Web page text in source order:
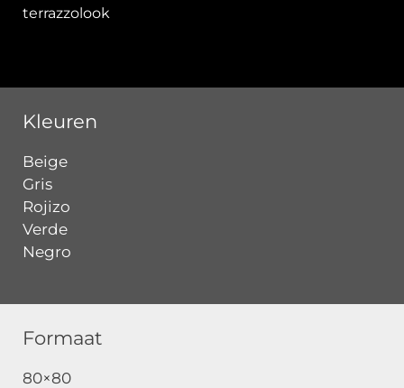
terrazzolook
Kleuren
Beige
Gris
Rojizo
Verde
Negro
Formaat
80×80